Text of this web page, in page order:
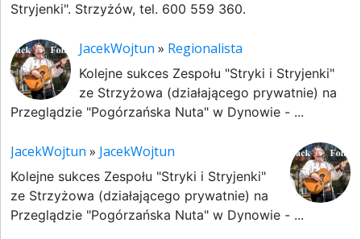
Stryjenki". Strzyżów, tel. 600 559 360.
JacekWojtun » Regionalista
Kolejne sukces Zespołu "Stryki i Stryjenki"
ze Strzyżowa (działającego prywatnie) na
Przeglądzie "Pogórzańska Nuta" w Dynowie - ...
JacekWojtun » JacekWojtun
Kolejne sukces Zespołu "Stryki i Stryjenki"
ze Strzyżowa (działającego prywatnie) na
Przeglądzie "Pogórzańska Nuta" w Dynowie - ...